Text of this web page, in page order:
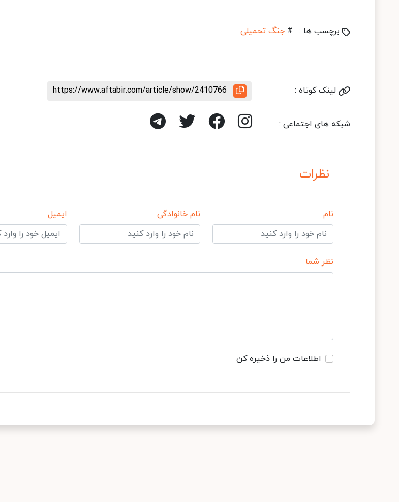
برچسب ها : # جنگ تحمیلی
لینک کوتاه : https://www.aftabir.com/article/show/2410766
شبکه های اجتماعی :
نظرات
نام نام خانوادگی ایمیل
نظر شما
اطلاعات من را ذخیره کن